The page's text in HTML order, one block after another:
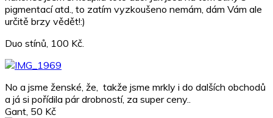
pigmentací atd., to zatím vyzkoušeno nemám, dám Vám ale
určitě brzy vědět!:)
Duo stínů, 100 Kč.
No a jsme ženské, že, takže jsme mrkly i do dalších obchodů
a já si pořídila pár drobností, za super ceny..
Gant, 50 Kč